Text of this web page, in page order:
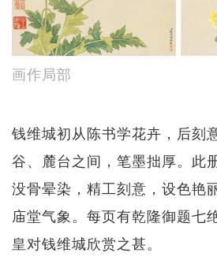
画作局部
钱维城初从陈书学花卉，后刻
谷、麓台之间，笔墨拙厚。此
没骨晕染，精工刻意，设色艳
庙堂气象。每页有乾隆御题七
皇对钱维城欣赏之甚。